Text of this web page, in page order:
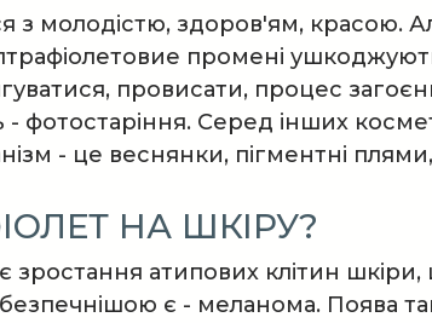
з молодістю, здоров'ям, красою.
промені
провисати, процес
- фотостаріння. Серед інших
- це веснянки, пігментні
НА ШКІРУ?
зростання атипових клітин
є - меланома. Поява